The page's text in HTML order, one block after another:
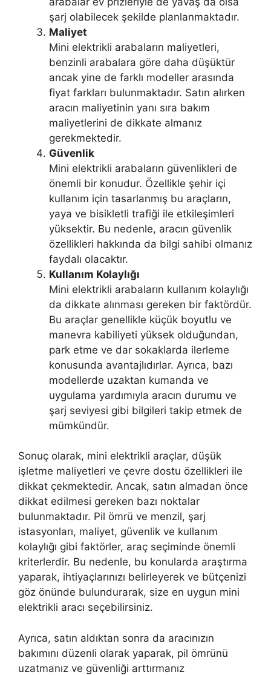
şarj olabilecek şekilde planlanmaktadır.
Maliyet
Mini elektrikli arabaların maliyetleri,
benzinli arabalara göre daha düşüktür
ancak yine de farklı modeller arasında
fiyat farkları bulunmaktadır. Satın alırken
aracın maliyetinin yanı sıra bakım
maliyetlerini de dikkate almanız
gerekmektedir.
Güvenlik
Mini elektrikli arabaların güvenlikleri de
önemli bir konudur. Özellikle şehir içi
kullanım için tasarlanmış bu araçların,
yaya ve bisikletli trafiği ile etkileşimleri
yüksektir. Bu nedenle, aracın güvenlik
özellikleri hakkında da bilgi sahibi olmanız
faydalı olacaktır.
Kullanım Kolaylığı
Mini elektrikli arabaların kullanım kolaylığı
da dikkate alınması gereken bir faktördür.
Bu araçlar genellikle küçük boyutlu ve
manevra kabiliyeti yüksek olduğundan,
park etme ve dar sokaklarda ilerleme
konusunda avantajlıdırlar. Ayrıca, bazı
modellerde uzaktan kumanda ve
uygulama yardımıyla aracın durumu ve
şarj seviyesi gibi bilgileri takip etmek de
mümkündür.
Sonuç olarak, mini elektrikli araçlar, düşük
işletme maliyetleri ve çevre dostu özellikleri ile
dikkat çekmektedir. Ancak, satın almadan önce
dikkat edilmesi gereken bazı noktalar
bulunmaktadır. Pil ömrü ve menzil, şarj
istasyonları, maliyet, güvenlik ve kullanım
kolaylığı gibi faktörler, araç seçiminde önemli
kriterlerdir. Bu nedenle, bu konularda araştırma
yaparak, ihtiyaçlarınızı belirleyerek ve bütçenizi
göz önünde bulundurarak, size en uygun mini
elektrikli aracı seçebilirsiniz.
Ayrıca, satın aldıktan sonra da aracınızın
bakımını düzenli olarak yaparak, pil ömrünü
uzatmanız ve güvenliği arttırmanız